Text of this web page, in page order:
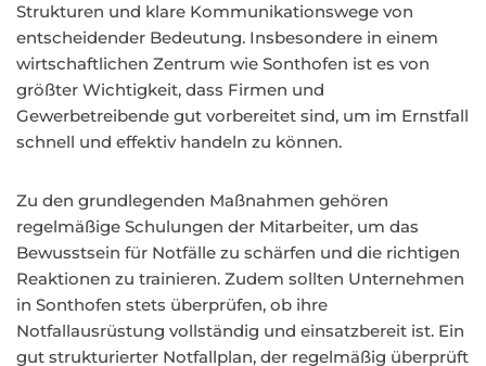
Strukturen und klare Kommunikationswege von
entscheidender Bedeutung. Insbesondere in einem
wirtschaftlichen Zentrum wie Sonthofen ist es von
größter Wichtigkeit, dass Firmen und
Gewerbetreibende gut vorbereitet sind, um im Ernstfall
schnell und effektiv handeln zu können.
Zu den grundlegenden Maßnahmen gehören
regelmäßige Schulungen der Mitarbeiter, um das
Bewusstsein für Notfälle zu schärfen und die richtigen
Reaktionen zu trainieren. Zudem sollten Unternehmen
in Sonthofen stets überprüfen, ob ihre
Notfallausrüstung vollständig und einsatzbereit ist. Ein
gut strukturierter Notfallplan, der regelmäßig überprüft